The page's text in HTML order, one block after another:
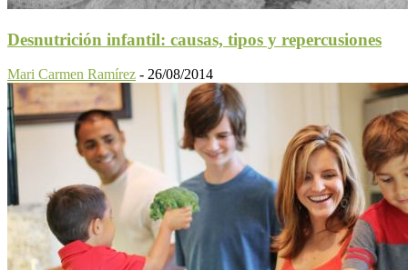
Desnutrición infantil: causas, tipos y repercusiones
Mari Carmen Ramírez - 26/08/2014